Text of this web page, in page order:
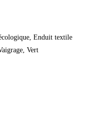
Enduit textile
Vert